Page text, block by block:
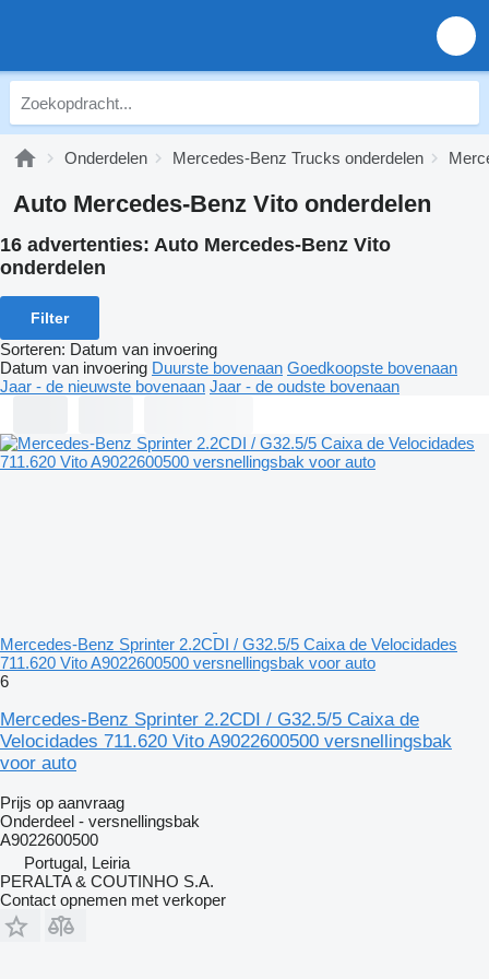
Onderdelen Mercedes-Benz Trucks onderdelen
Auto Mercedes-Benz Vito onderdelen
16 advertenties: Auto Mercedes-Benz Vito
onderdelen
Filter
Sorteren: Datum van invoering
Datum van invoering Duurste bovenaan Goedkoopste bovenaan
Jaar - de nieuwste bovenaan Jaar - de oudste bovenaan
Mercedes-Benz Sprinter 2.2CDI / G32.5/5 Caixa de Velocidades
711.620 Vito A9022600500 versnellingsbak voor auto
6
Mercedes-Benz Sprinter 2.2CDI / G32.5/5 Caixa de
Velocidades 711.620 Vito A9022600500 versnellingsbak
voor auto
Prijs op aanvraag
Onderdeel - versnellingsbak
A9022600500
Portugal, Leiria
PERALTA & COUTINHO S.A.
Contact opnemen met verkoper